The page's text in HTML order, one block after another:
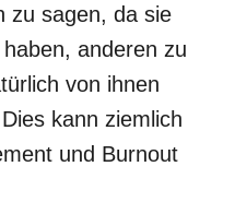
zu sagen, da sie
anderen zu
von ihnen
kann ziemlich
und Burnout